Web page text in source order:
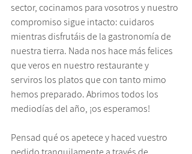
sector, cocinamos para vosotros y nuestro
compromiso sigue intacto: cuidaros
mientras disfrutáis de la gastronomía de
nuestra tierra. Nada nos hace más felices
que veros en nuestro restaurante y
serviros los platos que con tanto mimo
hemos preparado. Abrimos todos los
mediodías del año, ¡os esperamos!
Pensad qué os apetece y haced vuestro